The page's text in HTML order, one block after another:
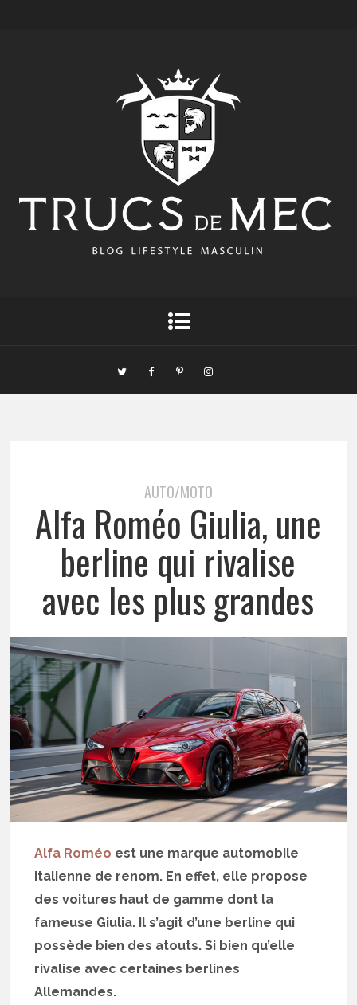
AUTO/MOTO
Alfa Roméo Giulia, une
berline qui rivalise
avec les plus grandes
Alfa Roméo est une marque automobile
italienne de renom. En effet, elle propose
des voitures haut de gamme dont la
fameuse Giulia. Il s’agit d’une berline qui
possède bien des atouts. Si bien qu’elle
rivalise avec certaines berlines
Allemandes.